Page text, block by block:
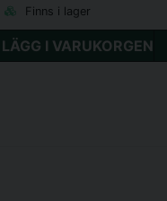
Finns i lager
LÄGG I VARUKORGEN